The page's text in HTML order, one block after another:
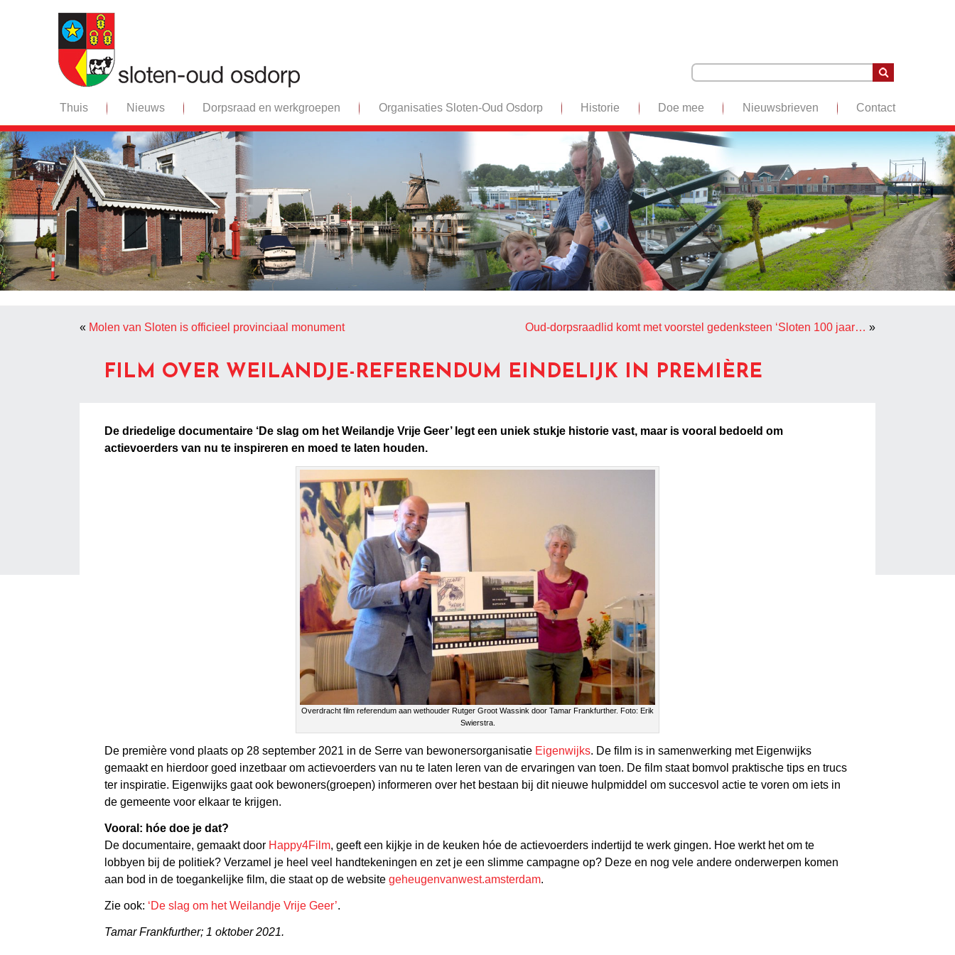
Thuis Nieuws Dorpsraad en werkgroepen Organisaties Sloten-Oud Osdorp Historie Doe mee Nieuwsbrieven Contact
« Molen van Sloten is officieel provinciaal monument Oud-dorpsraadlid komt met voorstel gedenksteen ‘Sloten 100 jaar… »
FILM OVER WEILANDJE-REFERENDUM EINDELIJK IN PREMIÈRE
De driedelige documentaire ‘De slag om het Weilandje Vrije Geer’ legt een uniek stukje historie vast, maar is vooral bedoeld om
actievoerders van nu te inspireren en moed te laten houden.
Overdracht film referendum aan wethouder Rutger Groot Wassink door Tamar Frankfurther. Foto: Erik
Swierstra.
De première vond plaats op 28 september 2021 in de Serre van bewonersorganisatie Eigenwijks. De film is in samenwerking met Eigenwijks
gemaakt en hierdoor goed inzetbaar om actievoerders van nu te laten leren van de ervaringen van toen. De film staat bomvol praktische tips en trucs
ter inspiratie. Eigenwijks gaat ook bewoners(groepen) informeren over het bestaan bij dit nieuwe hulpmiddel om succesvol actie te voren om iets in
de gemeente voor elkaar te krijgen.
Vooral: hóe doe je dat?
De documentaire, gemaakt door Happy4Film, geeft een kijkje in de keuken hóe de actievoerders indertijd te werk gingen. Hoe werkt het om te
lobbyen bij de politiek? Verzamel je heel veel handtekeningen en zet je een slimme campagne op? Deze en nog vele andere onderwerpen komen
aan bod in de toegankelijke film, die staat op de website geheugenvanwest.amsterdam.
Zie ook: ‘De slag om het Weilandje Vrije Geer’.
Tamar Frankfurther; 1 oktober 2021.